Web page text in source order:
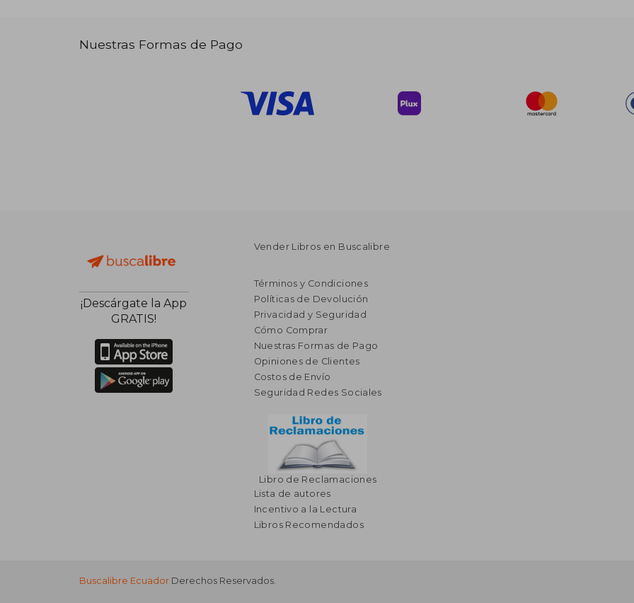
Nuestras Formas de Pago
¡Descárgate la App
GRATIS!
Vender Libros en Buscalibre
Términos y Condiciones
Políticas de Devolución
Privacidad y Seguridad
Cómo Comprar
Nuestras Formas de Pago
Opiniones de Clientes
Costos de Envío
Seguridad Redes Sociales
Libro de Reclamaciones
Lista de autores
Incentivo a la Lectura
Libros Recomendados
Buscalibre Ecuador Derechos Reservados.